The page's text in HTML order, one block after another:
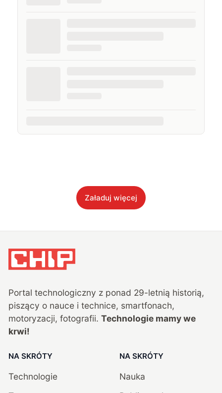
Załaduj więcej
Portal technologiczny z ponad 29-letnią historią,
piszący o nauce i technice, smartfonach,
motoryzacji, fotografii. Technologie mamy we
krwi!
NA SKRÓTY
Technologie
NA SKRÓTY
Nauka